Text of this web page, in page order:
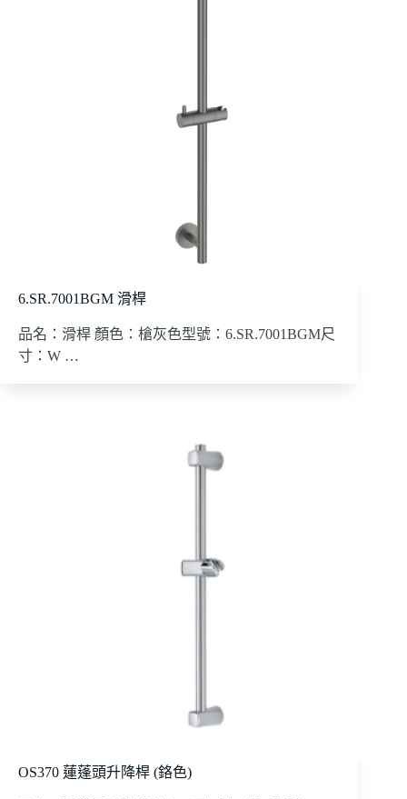
6.SR.7001BGM 滑桿
品名：滑桿 顏色：槍灰色型號：6.SR.7001BGM尺
寸：W …
OS370 蓮蓬頭升降桿 (鉻色)